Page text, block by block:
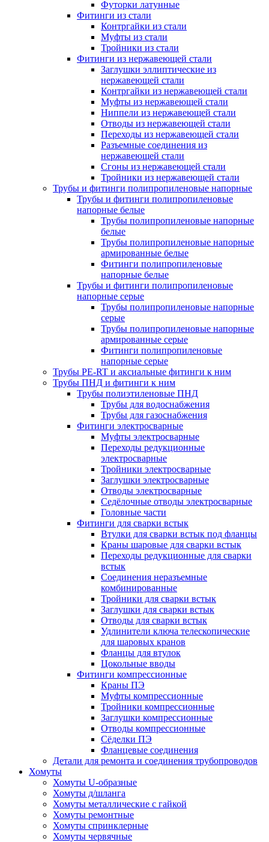
Футорки латунные
Фитинги из стали
Контргайки из стали
Муфты из стали
Тройники из стали
Фитинги из нержавеющей стали
Заглушки эллиптические из
нержавеющей стали
Контргайки из нержавеющей стали
Муфты из нержавеющей стали
Ниппели из нержавеющей стали
Отводы из нержавеющей стали
Переходы из нержавеющей стали
Разъемные соединения из
нержавеющей стали
Сгоны из нержавеющей стали
Тройники из нержавеющей стали
Трубы и фитинги полипропиленовые напорные
Трубы и фитинги полипропиленовые
напорные белые
Трубы полипропиленовые напорные
белые
Трубы полипропиленовые напорные
армированные белые
Фитинги полипропиленовые
напорные белые
Трубы и фитинги полипропиленовые
напорные серые
Трубы полипропиленовые напорные
серые
Трубы полипропиленовые напорные
армированные серые
Фитинги полипропиленовые
напорные серые
Трубы PE-RT и аксиальные фитинги к ним
Трубы ПНД и фитинги к ним
Трубы полиэтиленовые ПНД
Трубы для водоснабжения
Трубы для газоснабжения
Фитинги электросварные
Муфты электросварные
Переходы редукционные
электросварные
Тройники электросварные
Заглушки электросварные
Отводы электросварные
Седёлочные отводы электросварные
Головные части
Фитинги для сварки встык
Втулки для сварки встык под фланцы
Краны шаровые для сварки встык
Переходы редукционные для сварки
встык
Соединения неразъемные
комбинированные
Тройники для сварки встык
Заглушки для сварки встык
Отводы для сварки встык
Удлинители ключа телескопические
для шаровых кранов
Фланцы для втулок
Цокольные вводы
Фитинги компрессионные
Краны ПЭ
Муфты компрессионные
Тройники компрессионные
Заглушки компрессионные
Отводы компрессионные
Сёделки ПЭ
Фланцевые соединения
Детали для ремонта и соединения трубопроводов
Хомуты
Хомуты U-образные
Хомуты д/шланга
Хомуты металлические с гайкой
Хомуты ремонтные
Хомуты спринклерные
Хомуты червячные